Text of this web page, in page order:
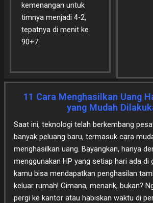
kemenangan untuk
timnya menjadi 4-2,
tepatnya di menit ke
90+7.
11 Cara Menghasilkan Uang
yang Mudah
Saat ini, teknologi telah berkembang
banyak peluang baru, termasuk cara
menghasilkan uang. Bayangkan, hanya
menggunakan HP yang setiap hari ada di
kamu bisa mendapatkan penghasilan
keluar rumah! Gimana, menarik, bukan?
pergi ke kantor atau habiskan waktu di